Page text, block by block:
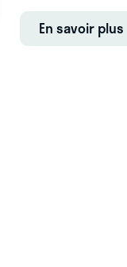
En savoir plus